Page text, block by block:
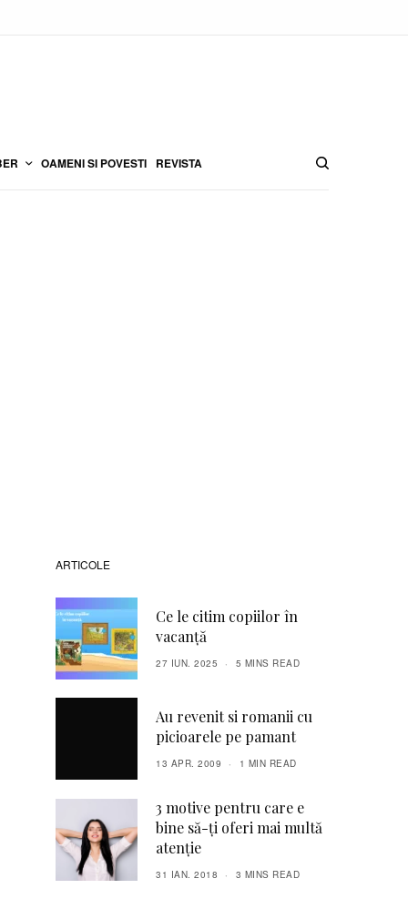
OAMENI SI POVESTI REVISTA
ARTICOLE
Ce le citim copiilor în
vacanță
27 IUN. 2025 5 MINS READ
Au revenit si romanii cu
picioarele pe pamant
13 APR. 2009 1 MIN READ
3 motive pentru care e
bine să-ți oferi mai multă
atenție
31 IAN. 2018 3 MINS READ